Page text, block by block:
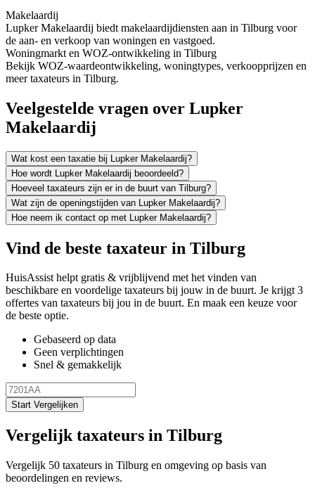
Makelaardij
Lupker Makelaardij biedt makelaardijdiensten aan in Tilburg voor
de aan- en verkoop van woningen en vastgoed.
Woningmarkt en WOZ-ontwikkeling in Tilburg
Bekijk WOZ-waardeontwikkeling, woningtypes, verkoopprijzen en
meer taxateurs in Tilburg.
Veelgestelde vragen over Lupker
Makelaardij
Wat kost een taxatie bij Lupker Makelaardij?
Hoe wordt Lupker Makelaardij beoordeeld?
Hoeveel taxateurs zijn er in de buurt van Tilburg?
Wat zijn de openingstijden van Lupker Makelaardij?
Hoe neem ik contact op met Lupker Makelaardij?
Vind de beste taxateur in Tilburg
HuisAssist helpt gratis & vrijblijvend met het vinden van
beschikbare en voordelige taxateurs bij jouw in de buurt. Je krijgt 3
offertes van taxateurs bij jou in de buurt. En maak een keuze voor
de beste optie.
Gebaseerd op data
Geen verplichtingen
Snel & gemakkelijk
Start Vergelijken
Vergelijk taxateurs in Tilburg
Vergelijk 50 taxateurs in Tilburg en omgeving op basis van
beoordelingen en reviews.